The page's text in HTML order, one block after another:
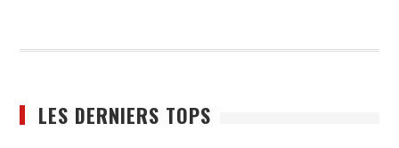
LES DERNIERS TOPS